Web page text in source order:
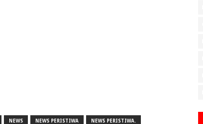
NEWS NEWS PERISTIWA NEWS PERISTIWA.